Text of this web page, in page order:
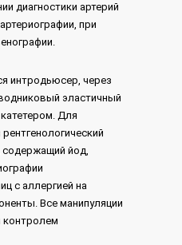
диагностики артерий
при
интродьюсер, через
эластичный
Для
содержащий йод,
с аллергией на
Все манипуляции
контролем